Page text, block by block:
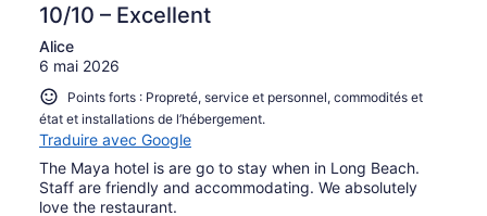
10/10 – Excellent
Alice
6 mai 2026
Points forts : Propreté, service et personnel, commodités et
état et installations de l’hébergement.
Traduire avec Google
The Maya hotel is are go to stay when in Long Beach.
Staff are friendly and accommodating. We absolutely
love the restaurant.